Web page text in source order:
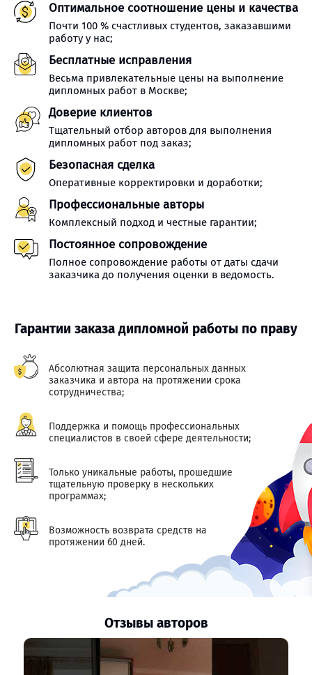
Оптимальное соотношение цены и качества
Почти 100 % счастливых студентов, заказавшими
работу у нас;
Бесплатные исправления
Весьма привлекательные цены на выполнение
дипломных работ в Москве;
Доверие клиентов
Тщательный отбор авторов для выполнения
дипломных работ под заказ;
Безопасная сделка
Оперативные корректировки и доработки;
Профессиональные авторы
Комплексный подход и честные гарантии;
Постоянное сопровождение
Полное сопровождение работы от даты сдачи
заказчика до получения оценки в ведомость.
Гарантии заказа дипломной работы по праву
Абсолютная защита персональных данных
заказчика и автора на протяжении срока
сотрудничества;
Поддержка и помощь профессиональных
специалистов в своей сфере деятельности;
Только уникальные работы, прошедшие
тщательную проверку в нескольких
программах;
Возможность возврата средств на
протяжении 60 дней.
Отзывы авторов